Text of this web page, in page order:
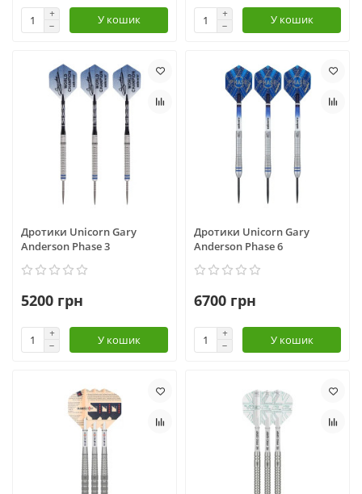
У кошик У кошик
Дротики Unicorn Gary
Anderson Phase 3
5200 грн
У кошик
Дротики Unicorn Gary
Anderson Phase 6
6700 грн
У кошик